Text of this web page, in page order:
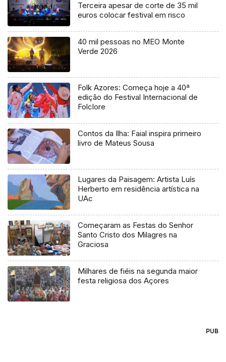
Terceira apesar de corte de 35 mil
euros colocar festival em risco
40 mil pessoas no MEO Monte
Verde 2026
Folk Azores: Começa hoje a 40ª
edição do Festival Internacional de
Folclore
Contos da Ilha: Faial inspira primeiro
livro de Mateus Sousa
Lugares da Paisagem: Artista Luís
Herberto em residência artística na
UAc
Começaram as Festas do Senhor
Santo Cristo dos Milagres na
Graciosa
Milhares de fiéis na segunda maior
festa religiosa dos Açores
PUB